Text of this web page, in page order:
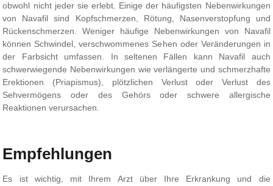
obwohl nicht jeder sie erlebt. Einige der häufigsten Nebenwirkungen
von Navafil sind Kopfschmerzen, Rötung, Nasenverstopfung und
Rückenschmerzen. Weniger häufige Nebenwirkungen von Navafil
können Schwindel, verschwommenes Sehen oder Veränderungen in
der Farbsicht umfassen. In seltenen Fällen kann Navafil auch
schwerwiegende Nebenwirkungen wie verlängerte und schmerzhafte
Erektionen (Priapismus), plötzlichen Verlust oder Verlust des
Sehvermögens oder des Gehörs oder schwere allergische
Reaktionen verursachen.
Empfehlungen
Es ist wichtig, mit Ihrem Arzt über Ihre Erkrankung und die